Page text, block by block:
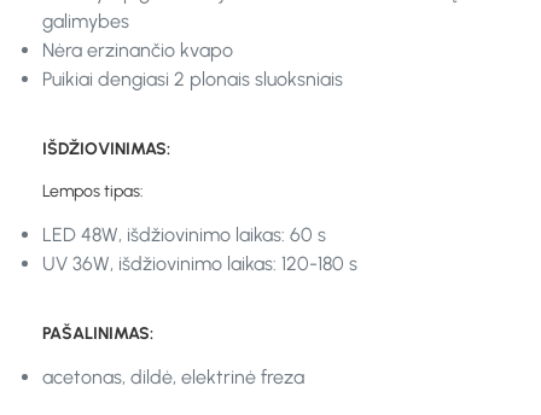
galimybes
Nėra erzinančio kvapo
Puikiai dengiasi 2 plonais sluoksniais
IŠDŽIOVINIMAS:
Lempos tipas:
LED 48W, išdžiovinimo laikas: 60 s
UV 36W, išdžiovinimo laikas: 120-180 s
PAŠALINIMAS:
acetonas, dildė, elektrinė freza